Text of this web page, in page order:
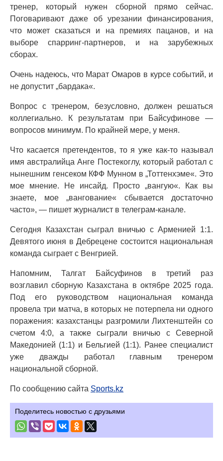
тренер, который нужен сборной прямо сейчас.
Поговаривают даже об урезании финансирования,
что может сказаться и на премиях пацанов, и на
выборе спарринг-партнеров, и на зарубежных
сборах.
Очень надеюсь, что Марат Омаров в курсе событий, и
не допустит „бардака«.
Вопрос с тренером, безусловно, должен решаться
коллегиально. К результатам при Байсуфинове —
вопросов минимум. По крайней мере, у меня.
Что касается претендентов, то я уже как-то называл
имя австралийца Анге Постекоглу, который работал с
нынешним генсеком КФФ Мунном в „Тоттенхэме«. Это
мое мнение. Не инсайд. Просто „вангую«. Как вы
знаете, мое „вангование« сбывается достаточно
часто», — пишет журналист в телеграм-канале.
Сегодня Казахстан сыграл вничью с Арменией 1:1.
Девятого июня в Дебрецене состоится национальная
команда сыграет с Венгрией.
Напомним, Талгат Байсуфинов в третий раз
возглавил сборную Казахстана в октябре 2025 года.
Под его руководством национальная команда
провела три матча, в которых не потерпела ни одного
поражения: казахстанцы разгромили Лихтенштейн со
счетом 4:0, а также сыграли вничью с Северной
Македонией (1:1) и Бельгией (1:1). Ранее специалист
уже дважды работал главным тренером
национальной сборной.
По сообщению сайта Sports.kz
Поделитесь новостью с друзьями